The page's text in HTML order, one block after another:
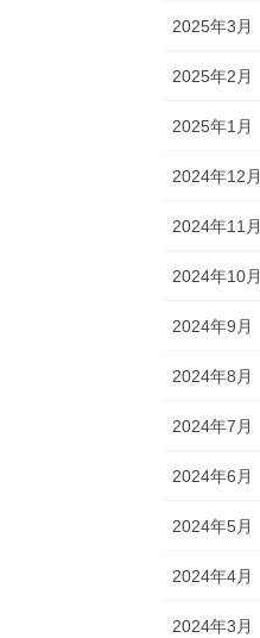
2025年3月
2025年2月
2025年1月
2024年12月
2024年11月
2024年10月
2024年9月
2024年8月
2024年7月
2024年6月
2024年5月
2024年4月
2024年3月